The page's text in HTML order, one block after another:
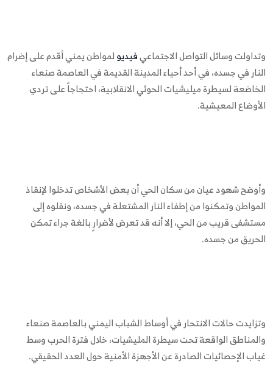
وتداولت وسائل التواصل الاجتماعيفيديولمواطن يمني أقدم على إضرام
النار في جسده، في أحد أحياء المدينة القديمة في العاصمة صنعاء
الخاضعة لسيطرة ميليشيات الحوثي الانقلابية، احتجاجاً على تردي
الأوضاع المعيشية.
وأوضح شهود عيان من سكان الحي أن بعض الأشخاص تدخلوا لإنقاذ
المواطن وتمكنوا من إطفاء النار المشتعلة في جسده، ونقلوه إلى
مستشفى قريب من الحي، إلا أنه قد تعرض لأضرارٍ بالغة جراء تمكن
الحريق من جسده.
وتزايدت حالات الانتحار في أوساط الشباب اليمني بالعاصمة صنعاء
والمناطق الواقعة تحت سيطرة المليشيات، خلال فترة الحرب وسط
غياب الإحصائيات الصادرة عن الأجهزة الأمنية حول العدد الحقيقي.